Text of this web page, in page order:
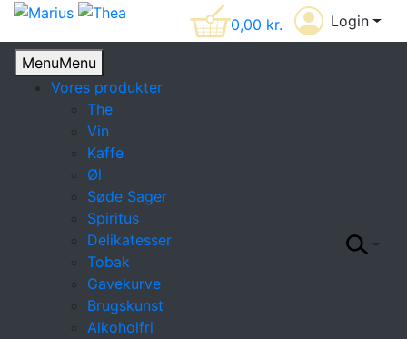
0,00 kr. Login
MenuMenu
Vores produkter
The
Vin
Kaffe
Øl
Søde Sager
Spiritus
Delikatesser
Tobak
Gavekurve
Brugskunst
Alkoholfri